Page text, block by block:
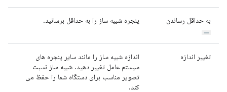
به حداقل رساندن پنجره شبیه ساز را به حداقل برسانید.
تغییر اندازه
اندازه شبیه ساز را مانند سایر پنجره های
سیستم عامل تغییر دهید. شبیه ساز نسبت
تصویر مناسب برای دستگاه شما را حفظ می
کند.